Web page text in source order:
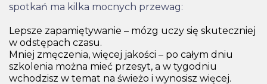
spotkań ma kilka mocnych przewag:
Lepsze zapamiętywanie – mózg uczy się skuteczniej
w odstępach czasu.
Mniej zmęczenia, więcej jakości – po całym dniu
szkolenia można mieć przesyt, a w tygodniu
wchodzisz w temat na świeżo i wynosisz więcej.